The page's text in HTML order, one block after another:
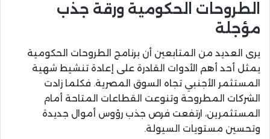
الطروحات الحكومية ورقة جذب
مؤجلة
يرى العديد من المتابعين أن برنامج الطروحات الحكومية
يمثل أحد أهم الأدوات القادرة على إعادة تنشيط شهية
المستثمر الأجنبي تجاه السوق المصرية. فكلما زادت
الشركات المطروحة وتنوعت القطاعات المتاحة أمام
المستثمرين، ارتفعت فرص جذب رؤوس أموال جديدة
وتحسين مستويات السيولة.